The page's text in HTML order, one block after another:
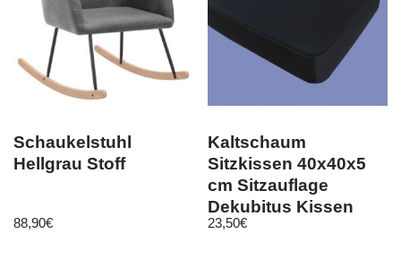
Schaukelstuhl
Hellgrau Stoff
88,90€
Kaltschaum
Sitzkissen 40x40x5
cm Sitzauflage
Dekubitus Kissen
Sitzpolster schwarz
23,50€